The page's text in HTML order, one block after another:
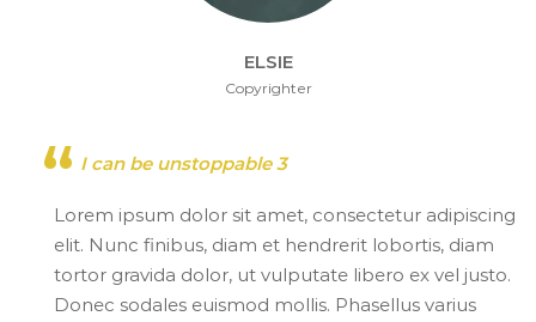
ELSIE
Copyrighter
I can be unstoppable 3
Lorem ipsum dolor sit amet, consectetur adipiscing
elit. Nunc finibus, diam et hendrerit lobortis, diam
tortor gravida dolor, ut vulputate libero ex vel justo.
Donec sodales euismod mollis. Phasellus varius